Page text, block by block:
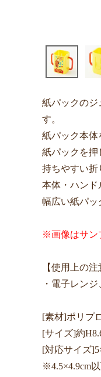
紙パックのジ
す。
紙パック本体
紙パックを押
持ちやすい折
本体・ハンド
幅広い紙パッ
※画像はサン
【使用上の注
・電子レン
[素材]ポリプ
[サイズ]約
[対応サイズ
※4.5×4.9cm